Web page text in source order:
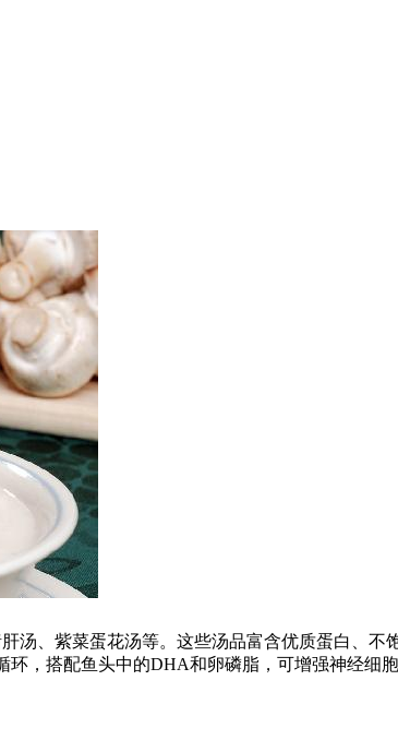
汤、紫菜蛋花汤等。这些汤品富含优质蛋白、
，搭配鱼头中的DHA和卵磷脂，可增强神经细